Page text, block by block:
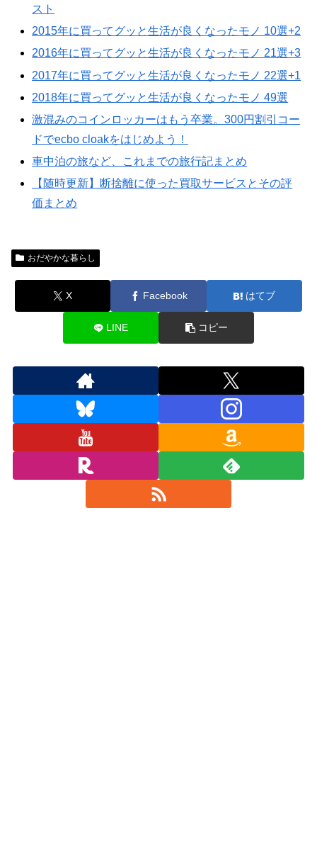
スト
2015年に買ってグッと生活が良くなったモノ 10選+2
2016年に買ってグッと生活が良くなったモノ 21選+3
2017年に買ってグッと生活が良くなったモノ 22選+1
2018年に買ってグッと生活が良くなったモノ 49選
激混みのコインロッカーはもう卒業。300円割引コー
ドでecbo cloakをはじめよう！
車中泊の旅など、これまでの旅行記まとめ
【随時更新】断捨離に使った買取サービスとその評
価まとめ
おだやかな暮らし
X Facebook はてブ
LINE コピー